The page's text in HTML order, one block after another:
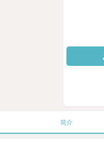
简介